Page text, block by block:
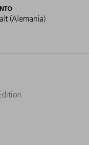
(Alemania)